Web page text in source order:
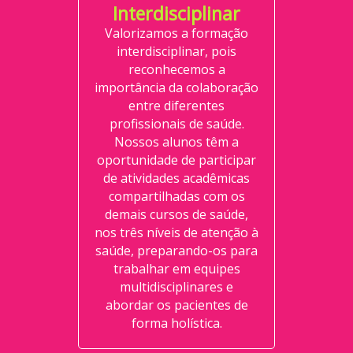
Interdisciplinar
Valorizamos a formação
interdisciplinar, pois
reconhecemos a
importância da colaboração
entre diferentes
profissionais de saúde.
Nossos alunos têm a
oportunidade de participar
de atividades acadêmicas
compartilhadas com os
demais cursos de saúde,
nos três níveis de atenção à
saúde, preparando-os para
trabalhar em equipes
multidisciplinares e
abordar os pacientes de
forma holística.